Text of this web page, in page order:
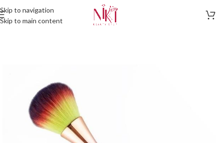
Skip to navigation
Skip to main content